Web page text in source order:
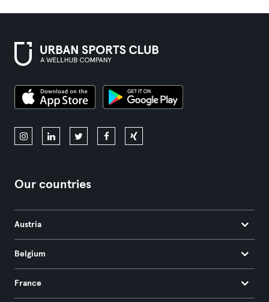
Our countries
Austria
Belgium
France